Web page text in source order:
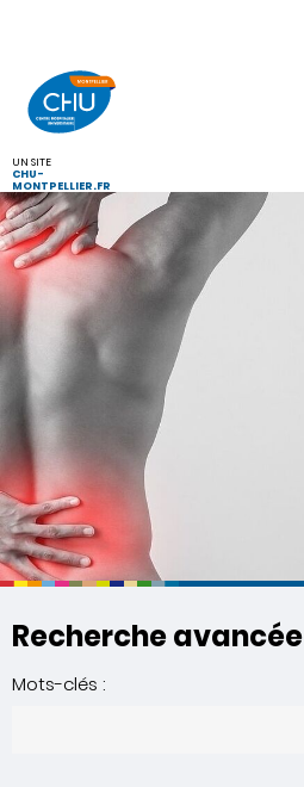
UN SITE
CHU-
MONTPELLIER.FR
Recherche avancée
Mots-clés :